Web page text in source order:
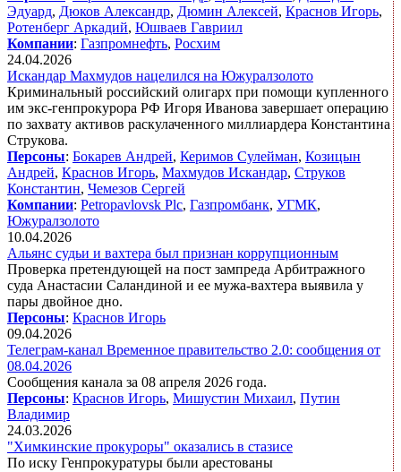
Эдуард, Дюков Александр, Дюмин Алексей, Краснов Игорь,
Ротенберг Аркадий, Юшваев Гавриил
Компании: Газпромнефть, Росхим
24.04.2026
Искандар Махмудов нацелился на Южуралзолото
Криминальный российский олигарх при помощи купленного
им экс-генпрокурора РФ Игоря Иванова завершает операцию
по захвату активов раскулаченного миллиардера Константина
Струкова.
Персоны: Бокарев Андрей, Керимов Сулейман, Козицын
Андрей, Краснов Игорь, Махмудов Искандар, Струков
Константин, Чемезов Сергей
Компании: Petropavlovsk​ Plc, Газпромбанк, УГМК,
Южуралзолото
10.04.2026
Альянс судьи и вахтера был признан коррупционным
Проверка претендующей на пост зампреда Арбитражного
суда Анастасии Саландиной и ее мужа-вахтера выявила у
пары двойное дно.
Персоны: Краснов Игорь
09.04.2026
Телеграм-канал Временное правительство 2.0: сообщения от
08.04.2026
Сообщения канала за 08 апреля 2026 года.
Персоны: Краснов Игорь, Мишустин Михаил, Путин
Владимир
24.03.2026
"Химкинские прокуроры" оказались в стазисе
По иску Генпрокуратуры были арестованы